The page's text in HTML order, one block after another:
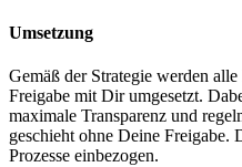
Umsetzung
Gemäß der Strategie werden
Freigabe mit Dir umgesetzt.
maximale Transparenz und
geschieht ohne Deine
Prozesse einbezogen.